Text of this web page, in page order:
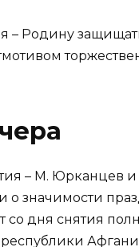
– Родину
– М. Юрканцев и
о значимости
со дня снятия